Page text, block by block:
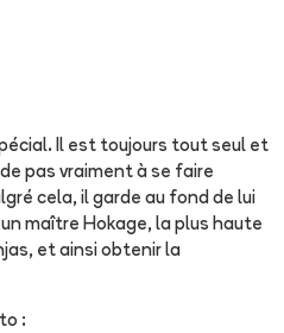
Il est toujours tout seul et
pas vraiment à se faire
cela, il garde au fond de lui
maître Hokage, la plus haute
et ainsi obtenir la
: